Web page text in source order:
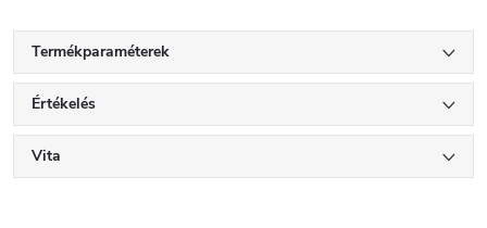
Termékparaméterek
Értékelés
Vita